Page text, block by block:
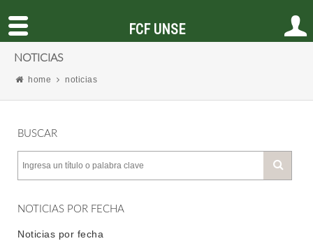
NOTICIAS
home noticias
BUSCAR
NOTICIAS POR FECHA
Noticias por fecha
FCF UNSE